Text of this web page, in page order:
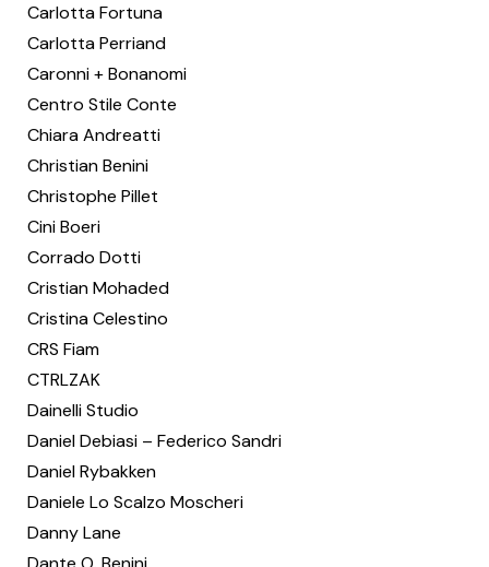
Carlotta Fortuna
Carlotta Perriand
Caronni + Bonanomi
Centro Stile Conte
Chiara Andreatti
Christian Benini
Christophe Pillet
Cini Boeri
Corrado Dotti
Cristian Mohaded
Cristina Celestino
CRS Fiam
CTRLZAK
Dainelli Studio
Daniel Debiasi – Federico Sandri
Daniel Rybakken
Daniele Lo Scalzo Moscheri
Danny Lane